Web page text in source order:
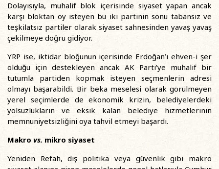
Dolayısıyla, muhalif blok içerisinde siyaset yapan ancak
karşı bloktan oy isteyen bu iki partinin sonu tabansız ve
teşkilatsız partiler olarak siyaset sahnesinden yavaş yavaş
çekilmeye doğru gidiyor.
YRP ise, iktidar bloğunun içerisinde Erdoğan’ı ehven-i şer
olduğu için destekleyen ancak AK Parti’ye muhalif bir
tutumla partiden kopmak isteyen seçmenlerin adresi
olmayı başarabildi. Bir beka meselesi olarak görülmeyen
yerel seçimlerde de ekonomik krizin, belediyelerdeki
yolsuzlukların ve eksik kalan belediye hizmetlerinin
memnuniyetsizliğini oya tahvil etmeyi başardı.
Makro vs. mikro siyaset
Yeniden Refah, dış politika veya güvenlik gibi makro